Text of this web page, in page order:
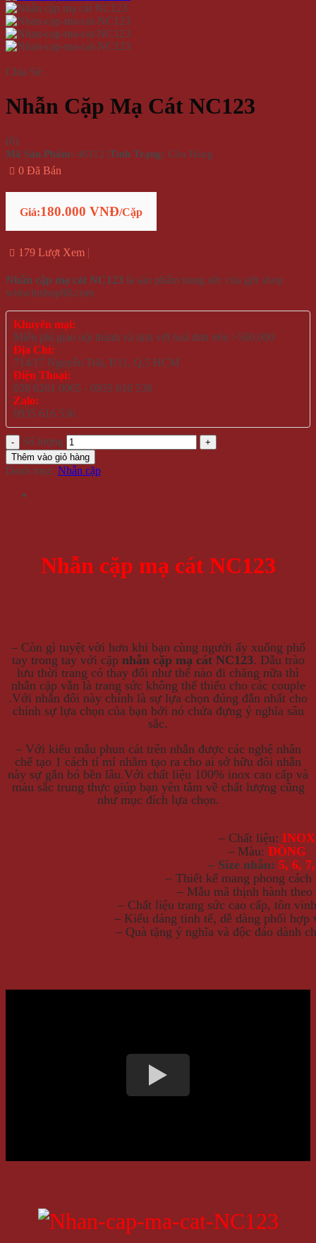
Chia Sẻ:
Nhẫn Cặp Mạ Cát NC123
(0)
Mã Sản Phẩm: 46112 |Tình Trạng: Còn Hàng
0 Đã Bán
Giá:180.000 VNĐ/Cặp
179 Lượt Xem
Nhẫn cặp mạ cát NC123 là sản phẩm trang sức của gift shop
winwinshop88.com
Khuyến mại:
Miễn phí giao nội thành và tỉnh với hoá đơn trên >500.000
Địa Chỉ:
714/17 Nguyễn Trãi, P.11, Q.5 HCM
Điện Thoại:
028 6261 0065 - 0935 616 536
Zalo:
0935 616 536
Số lượng
Thêm vào giỏ hàng
Danh mục: Nhẫn cặp
Nhẫn cặp mạ cát NC123
– Còn gì tuyệt vời hơn khi bạn cùng người ấy xuống phố
tay trong tay với cặp nhẫn cặp mạ cát NC123. Dẫu trào
lưu thời trang có thay đổi như thế nào đi chăng nữa thì
nhẫn cặp vẫn là trang sức không thể thiếu cho các couple
.Với nhẫn đôi này chính là sự lựa chọn đúng đắn nhất cho
chính sự lựa chọn của bạn bởi nó chứa đựng ý nghĩa sâu
sắc.
– Với kiểu mẫu phun cát trên nhẫn được các nghệ nhân
chế tạo 1 cách tỉ mỉ nhằm tạo ra cho ai sở hữu đôi nhẫn
này sự gắn bó bền lâu.Với chất liệu 100% inox cao cấp và
màu sắc trung thực giúp bạn yên tâm về chất lượng cũng
như mục đích lựa chọn.
– Chất liệu: INOX
– Màu: ĐỒNG
– Size nhẫn: 5, 6,
– Thiết kế mang phong cách
– Mẫu mã thịnh hành
– Chất liệu trang sức cao cấp, tôn
– Kiểu dáng tinh tế, dễ dàng phối hợp
– Quà tặng ý nghĩa và độc đáo dành